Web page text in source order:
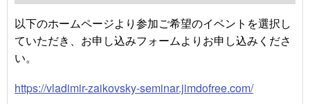
以下のホームページより参加ご希望のイベントを選択し
ていただき、お申し込みフォームよりお申し込みくださ
い。
https://vladimir-zaikovsky-seminar.jimdofree.com/